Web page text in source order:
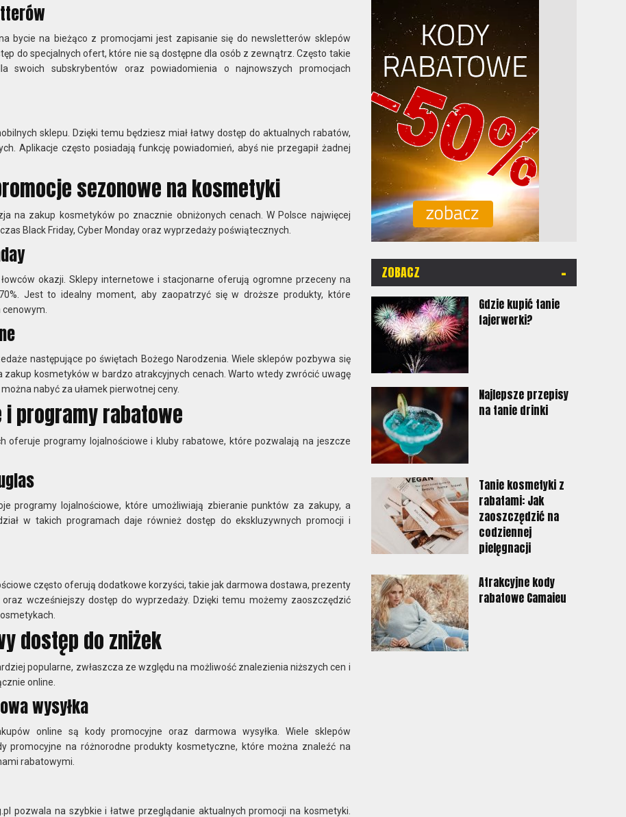
bycie na bieżąco z promocjami jest zapisanie się do newsletterów sklepów
do specjalnych ofert, które nie są dostępne dla osób z zewnątrz. Często takie
swoich subskrybentów oraz powiadomienia o najnowszych promocjach
sklepu. Dzięki temu będziesz miał łatwy dostęp do aktualnych rabatów,
Aplikacje często posiadają funkcję powiadomień, abyś nie przegapił żadnej
sezonowe na kosmetyki
na zakup kosmetyków po znacznie obniżonych cenach. W Polsce najwięcej
Black Friday, Cyber Monday oraz wyprzedaży poświątecznych.
okazji. Sklepy internetowe i stacjonarne oferują ogromne przeceny na
Jest to idealny moment, aby zaopatrzyć się w droższe produkty, które
następujące po świętach Bożego Narodzenia. Wiele sklepów pozbywa się
zakup kosmetyków w bardzo atrakcyjnych cenach. Warto wtedy zwrócić uwagę
nabyć za ułamek pierwotnej ceny.
programy rabatowe
oferuje programy lojalnościowe i kluby rabatowe, które pozwalają na jeszcze
programy lojalnościowe, które umożliwiają zbieranie punktów za zakupy, a
w takich programach daje również dostęp do ekskluzywnych promocji i
często oferują dodatkowe korzyści, takie jak darmowa dostawa, prezenty
wcześniejszy dostęp do wyprzedaży. Dzięki temu możemy zaoszczędzić
dostęp do zniżek
popularne, zwłaszcza ze względu na możliwość znalezienia niższych cen i
online.
wysyłka
online są kody promocyjne oraz darmowa wysyłka. Wiele sklepów
promocyjne na różnorodne produkty kosmetyczne, które można znaleźć na
rabatowymi.
pozwala na szybkie i łatwe przeglądanie aktualnych promocji na kosmetyki.
ZOBACZ -
Gdzie kupić tanie
fajerwerki?
Najlepsze przepisy
na tanie drinki
Tanie kosmetyki z
rabatami: Jak
zaoszczędzić na
codziennej
pielęgnacji
Atrakcyjne kody
rabatowe Camaieu